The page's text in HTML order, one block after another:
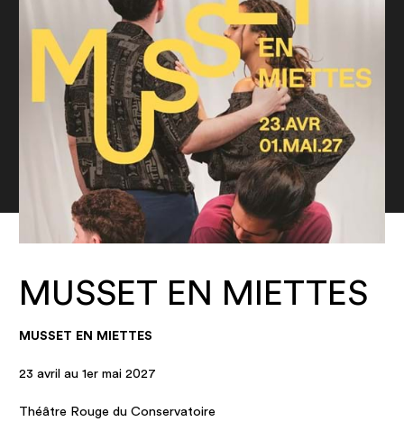
MUSSET EN MIETTES
MUSSET EN MIETTES
23 avril au 1er mai 2027
Théâtre Rouge du Conservatoire